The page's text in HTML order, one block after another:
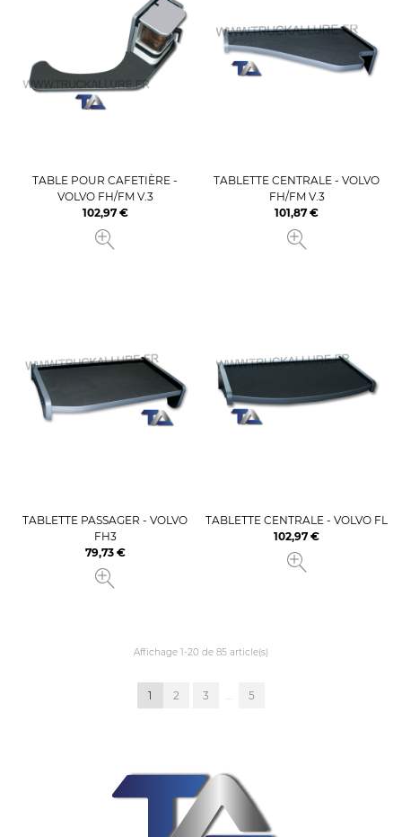
TABLE POUR CAFETIÈRE -
VOLVO FH/FM V.3
Prix
102,97 €
TABLETTE CENTRALE - VOLVO
FH/FM V.3
Prix
101,87 €
TABLETTE PASSAGER - VOLVO
FH3
Prix
79,73 €
TABLETTE CENTRALE - VOLVO FL
Prix
102,97 €
Affichage 1-20 de 85 article(s)
1 2 3 … 5